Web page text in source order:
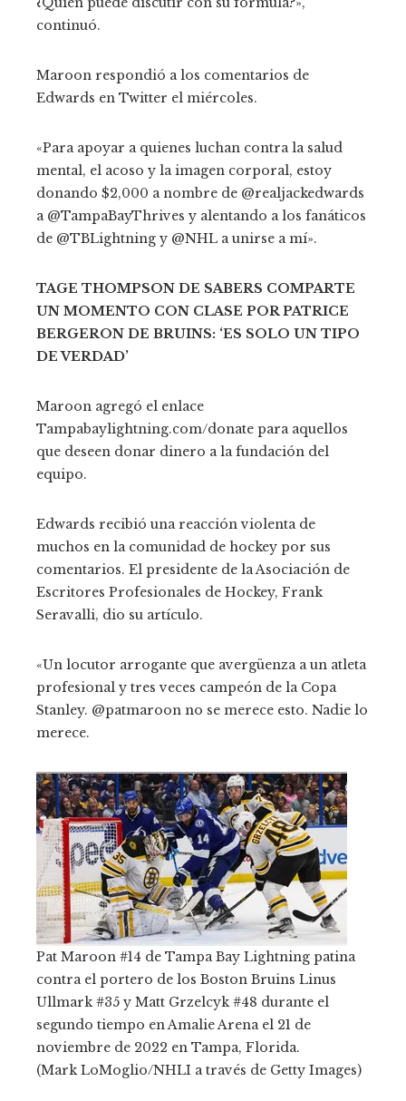
continuó.
Maroon respondió a los comentarios de
Edwards en Twitter el miércoles.
«Para apoyar a quienes luchan contra la salud
mental, el acoso y la imagen corporal, estoy
donando $2,000 a nombre de @realjackedwards
a @TampaBayThrives y alentando a los fanáticos
de @TBLightning y @NHL a unirse a mí».
TAGE THOMPSON DE SABERS COMPARTE
UN MOMENTO CON CLASE POR PATRICE
BERGERON DE BRUINS: ‘ES SOLO UN TIPO
DE VERDAD’
Maroon agregó el enlace
Tampabaylightning.com/donate para aquellos
que deseen donar dinero a la fundación del
equipo.
Edwards recibió una reacción violenta de
muchos en la comunidad de hockey por sus
comentarios. El presidente de la Asociación de
Escritores Profesionales de Hockey, Frank
Seravalli, dio su artículo.
«Un locutor arrogante que avergüenza a un atleta
profesional y tres veces campeón de la Copa
Stanley. @patmaroon no se merece esto. Nadie lo
merece.
Pat Maroon #14 de Tampa Bay Lightning patina
contra el portero de los Boston Bruins Linus
Ullmark #35 y Matt Grzelcyk #48 durante el
segundo tiempo en Amalie Arena el 21 de
noviembre de 2022 en Tampa, Florida.
(Mark LoMoglio/NHLI a través de Getty Images)